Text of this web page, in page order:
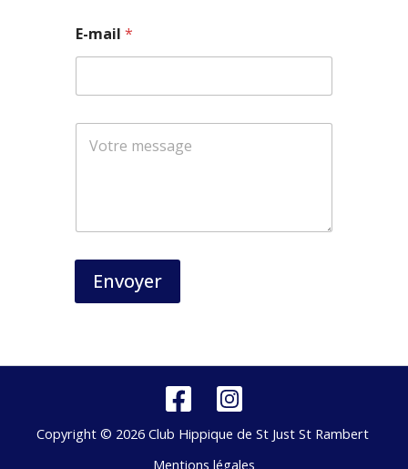
-
m
i
*
E-mail*
Envoyer
Copyright © 2026 Club Hippique de St Just St Rambert
Mentions légales